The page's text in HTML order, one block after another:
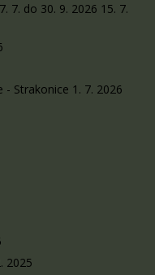
7. do 30. 9. 2026 15. 7.
- Strakonice 1. 7. 2026
2025